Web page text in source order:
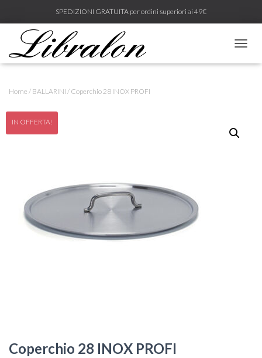
SPEDIZIONI GRATUITA per ordini superiori ai 49€
A
Home / BALLARINI / Coperchio 28 INOX PROFI
IN OFFERTA!
Coperchio 28 INOX PROFI